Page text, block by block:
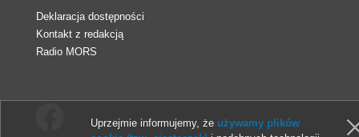
Deklaracja dostępności
Kontakt z redakcją
Radio MORS
Uprzejmie informujemy, że używamy plików